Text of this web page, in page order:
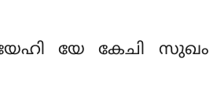
യേ കേചി സുഖം